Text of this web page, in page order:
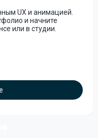
UX и анимацией.
и начните
или в студии.